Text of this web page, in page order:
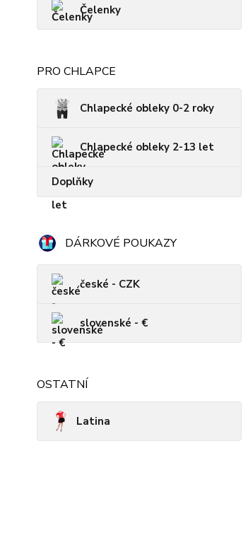
Čelenky
PRO CHLAPCE
Chlapecké obleky 0-2 roky
Chlapecké obleky 2-13 let
Doplňky
DÁRKOVÉ POUKAZY
české - CZK
slovenské - €
OSTATNÍ
Latina